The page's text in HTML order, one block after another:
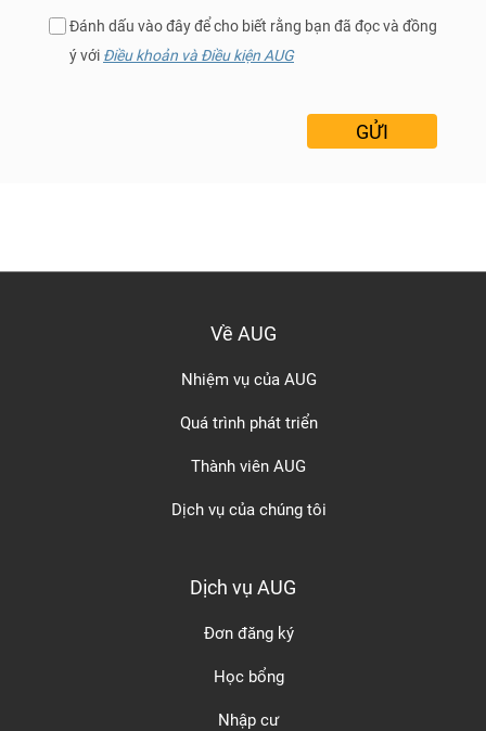
Đánh dấu vào đây để cho biết rằng bạn đã đọc và đồng
ý với Điều khoản và Điều kiện AUG
Về AUG
Nhiệm vụ của AUG
Quá trình phát triển
Thành viên AUG
Dịch vụ của chúng tôi
Dịch vụ AUG
Đơn đăng ký
Học bổng
Nhập cư